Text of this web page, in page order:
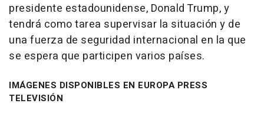
presidente estadounidense, Donald Trump, y
tendrá como tarea supervisar la situación y de
una fuerza de seguridad internacional en la que
se espera que participen varios países.
IMÁGENES DISPONIBLES EN EUROPA PRESS
TELEVISIÓN